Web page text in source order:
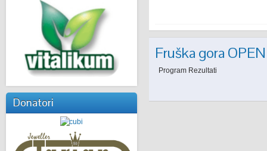
Donatori
Fruška gora OPEN
Program Rezultati